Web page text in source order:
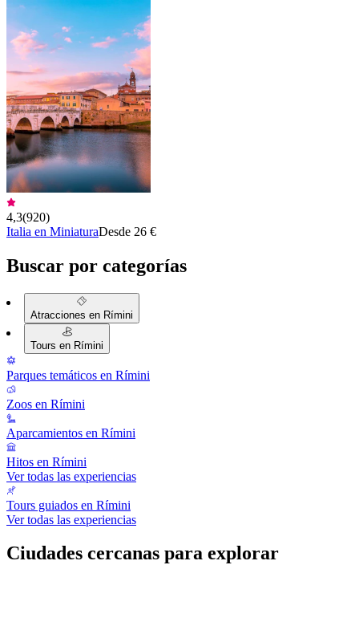
4,3(920)
Italia en MiniaturaDesde 26 €
Buscar por categorías
Atracciones en Rímini
Tours en Rímini
Parques temáticos en Rímini
Zoos en Rímini
Aparcamientos en Rímini
Hitos en Rímini
Ver todas las experiencias
Tours guiados en Rímini
Ver todas las experiencias
Ciudades cercanas para explorar